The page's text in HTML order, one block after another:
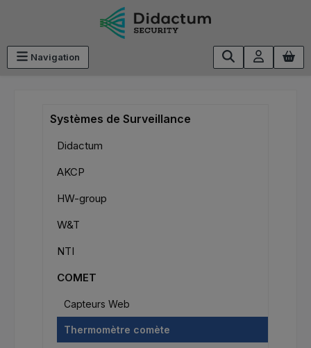
Passer au contenu principal
Navigation
Systèmes de Surveillance
Didactum
AKCP
HW-group
W&T
NTI
COMET
Capteurs Web
Thermomètre comète